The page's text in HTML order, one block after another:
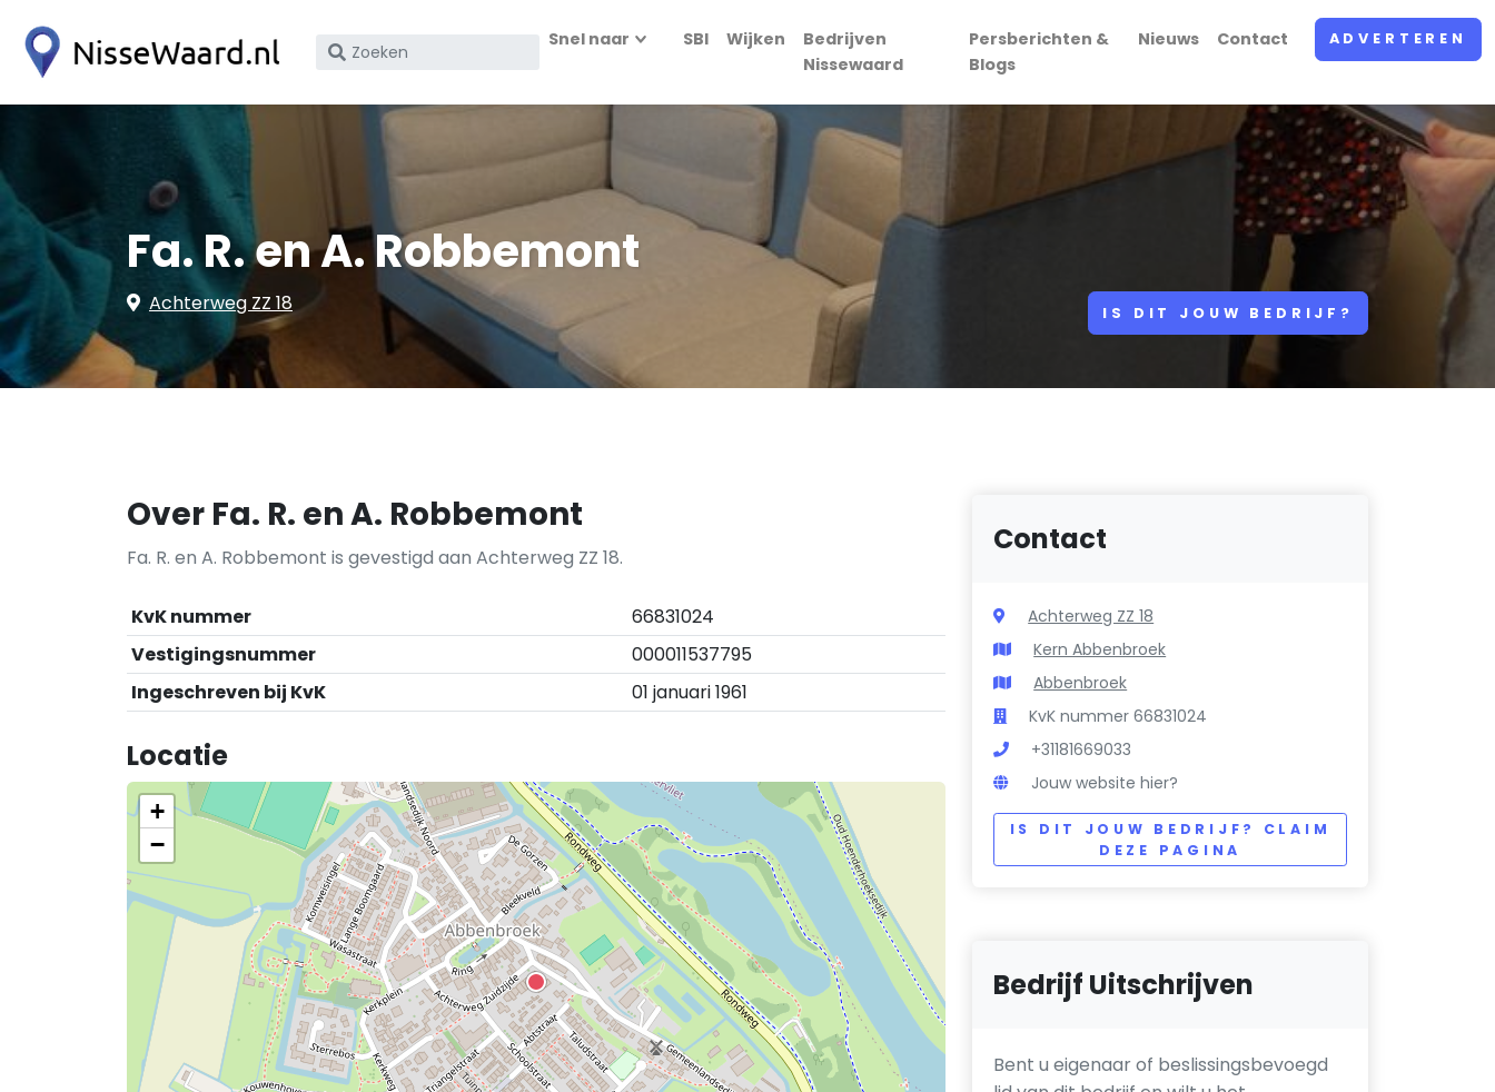
Zoek
bedrijfsnaam
nummer
Snel naar SBI Wijken
Bedrijven
Nissewaard
Persberichten &
Blogs
Nieuws Contact ADVERTEREN
Fa. R. en A. Robbemont
Achterweg ZZ 18 IS DIT JOUW BEDRIJF?
Over Fa. R. en A. Robbemont
Fa. R. en A. Robbemont is gevestigd aan Achterweg ZZ 18.
KvK nummer
66831024
Vestigingsnummer
000011537795
Ingeschreven bij KvK
01 januari 1961
Locatie
+
−
Contact
Achterweg ZZ 18
Kern Abbenbroek
Abbenbroek
KvK nummer 66831024
+31181669033
Jouw website hier?
IS DIT JOUW BEDRIJF? CLAIM
DEZE PAGINA
Bedrijf Uitschrijven
Bent u eigenaar of beslissingsbevoegd